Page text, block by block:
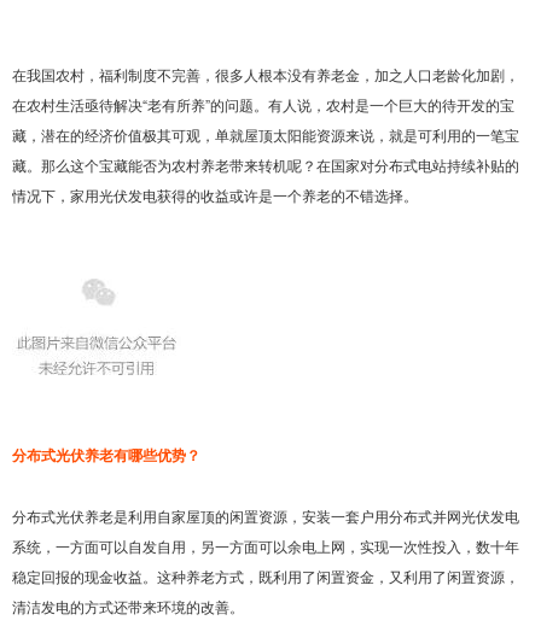
在我国农村，福利制度不完善，很多人根本没有养老金，加之人口老龄化加剧，
在农村生活亟待解决“老有所养”的问题。有人说，农村是一个巨大的待开发的宝
藏，潜在的经济价值极其可观，单就屋顶太阳能资源来说，就是可利用的一笔宝
藏。那么这个宝藏能否为农村养老带来转机呢？在国家对分布式电站持续补贴的
情况下，家用光伏发电获得的收益或许是一个养老的不错选择。
分布式光伏养老有哪些优势？
分布式光伏养老是利用自家屋顶的闲置资源，安装一套户用分布式并网光伏发电
系统，一方面可以自发自用，另一方面可以余电上网，实现一次性投入，数十年
稳定回报的现金收益。这种养老方式，既利用了闲置资金，又利用了闲置资源，
清洁发电的方式还带来环境的改善。